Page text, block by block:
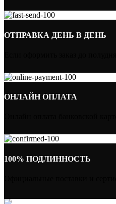
ОТПРАВКА ДЕНЬ В ДЕНЬ
ОНЛАЙН ОПЛАТА
100% ПОДЛИННОСТЬ